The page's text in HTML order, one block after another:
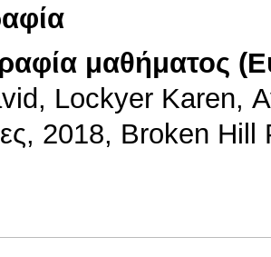
μαθήματος
Lockyer Karen,
2018, Broken